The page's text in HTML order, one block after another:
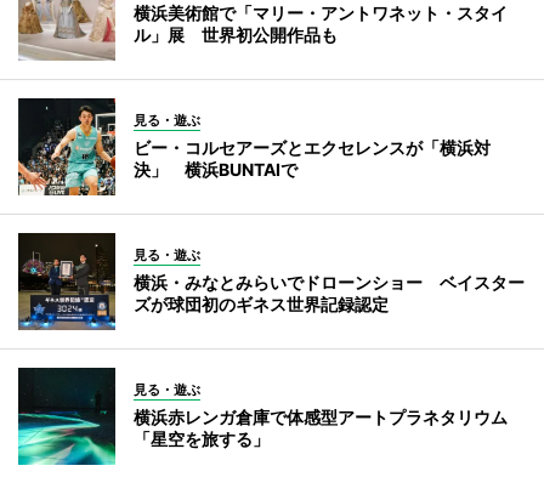
横浜美術館で「マリー・アントワネット・スタイ
ル」展 世界初公開作品も
見る・遊ぶ
ビー・コルセアーズとエクセレンスが「横浜対
決」 横浜BUNTAIで
見る・遊ぶ
横浜・みなとみらいでドローンショー ベイスター
ズが球団初のギネス世界記録認定
見る・遊ぶ
横浜赤レンガ倉庫で体感型アートプラネタリウム
「星空を旅する」